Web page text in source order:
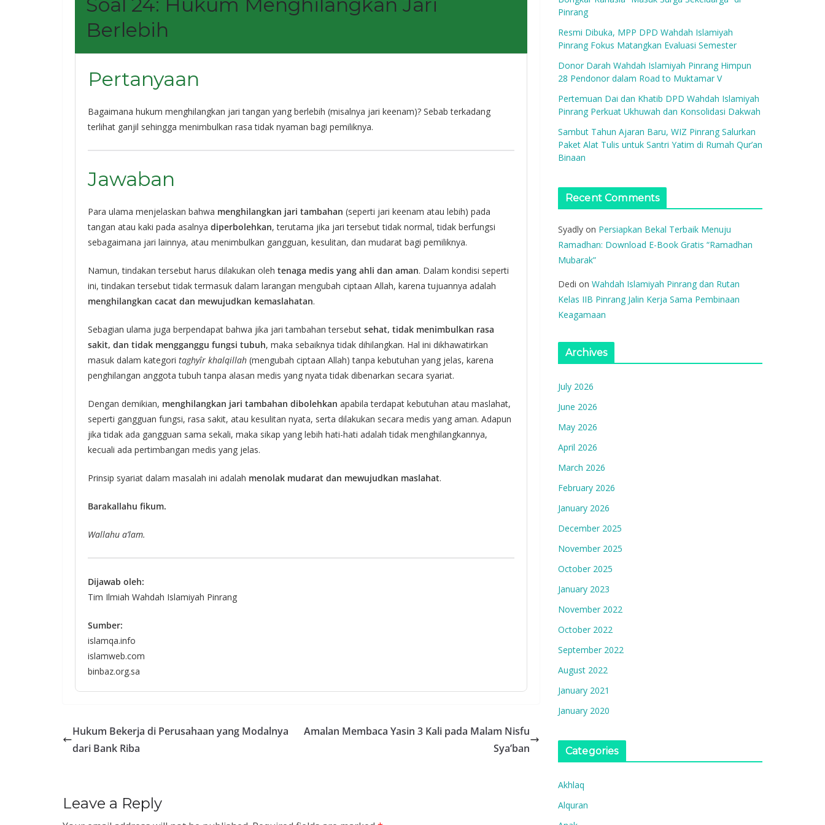
Berlebih
Pertanyaan
Bagaimana hukum menghilangkan jari tangan yang berlebih (misalnya jari keenam)? Sebab terkadang
terlihat ganjil sehingga menimbulkan rasa tidak nyaman bagi pemiliknya.
Jawaban
Para ulama menjelaskan bahwa menghilangkan jari tambahan (seperti jari keenam atau lebih) pada
tangan atau kaki pada asalnya diperbolehkan, terutama jika jari tersebut tidak normal, tidak berfungsi
sebagaimana jari lainnya, atau menimbulkan gangguan, kesulitan, dan mudarat bagi pemiliknya.
Namun, tindakan tersebut harus dilakukan oleh tenaga medis yang ahli dan aman. Dalam kondisi seperti
ini, tindakan tersebut tidak termasuk dalam larangan mengubah ciptaan Allah, karena tujuannya adalah
menghilangkan cacat dan mewujudkan kemaslahatan.
Sebagian ulama juga berpendapat bahwa jika jari tambahan tersebut sehat, tidak menimbulkan rasa
sakit, dan tidak mengganggu fungsi tubuh, maka sebaiknya tidak dihilangkan. Hal ini dikhawatirkan
masuk dalam kategori taghyîr khalqillah (mengubah ciptaan Allah) tanpa kebutuhan yang jelas, karena
penghilangan anggota tubuh tanpa alasan medis yang nyata tidak dibenarkan secara syariat.
Dengan demikian, menghilangkan jari tambahan dibolehkan apabila terdapat kebutuhan atau maslahat,
seperti gangguan fungsi, rasa sakit, atau kesulitan nyata, serta dilakukan secara medis yang aman. Adapun
jika tidak ada gangguan sama sekali, maka sikap yang lebih hati-hati adalah tidak menghilangkannya,
kecuali ada pertimbangan medis yang jelas.
Prinsip syariat dalam masalah ini adalah menolak mudarat dan mewujudkan maslahat.
Barakallahu fikum.
Wallahu a’lam.
Dijawab oleh:
Tim Ilmiah Wahdah Islamiyah Pinrang
Sumber:
islamqa.info
islamweb.com
binbaz.org.sa
Hukum Bekerja di Perusahaan yang Modalnya
dari Bank Riba
Amalan Membaca Yasin 3 Kali pada Malam Nisfu
Sya’ban
Leave a Reply
Pinrang
Resmi Dibuka, MPP DPD Wahdah Islamiyah
Pinrang Fokus Matangkan Evaluasi Semester
Donor Darah Wahdah Islamiyah Pinrang Himpun
28 Pendonor dalam Road to Muktamar V
Pertemuan Dai dan Khatib DPD Wahdah Islamiyah
Pinrang Perkuat Ukhuwah dan Konsolidasi Dakwah
Sambut Tahun Ajaran Baru, WIZ Pinrang Salurkan
Paket Alat Tulis untuk Santri Yatim di Rumah Qur’an
Binaan
Recent Comments
Syadly on Persiapkan Bekal Terbaik Menuju
Ramadhan: Download E-Book Gratis “Ramadhan
Mubarak”
Dedi on Wahdah Islamiyah Pinrang dan Rutan
Kelas IIB Pinrang Jalin Kerja Sama Pembinaan
Keagamaan
Archives
July 2026
June 2026
May 2026
April 2026
March 2026
February 2026
January 2026
December 2025
November 2025
October 2025
January 2023
November 2022
October 2022
September 2022
August 2022
January 2021
January 2020
Categories
Akhlaq
Alquran